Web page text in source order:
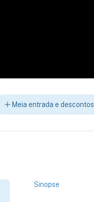
Meia entrada e descontos
Sinopse